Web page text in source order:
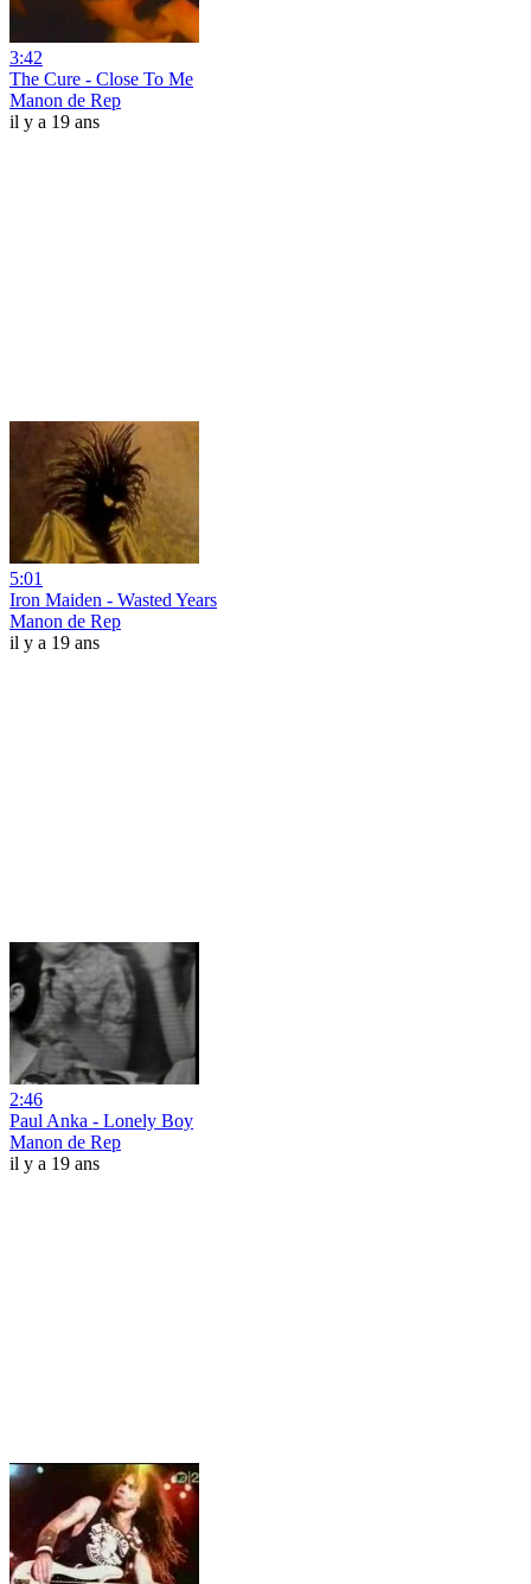
3:42
The Cure - Close To Me
Manon de Rep
il y a 19 ans
5:01
Iron Maiden - Wasted Years
Manon de Rep
il y a 19 ans
2:46
Paul Anka - Lonely Boy
Manon de Rep
il y a 19 ans